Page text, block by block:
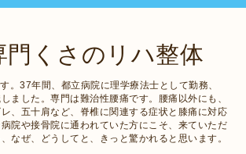
門くさのリハ整体
。37年間、都立病院に理学療法士として勤務、
ました。専門は難治性腰痛です。腰痛以外にも、
、五十肩など、脊椎に関連する症状と膝痛に対応
院や接骨院に通われていた方にこそ、来ていただ
なぜ、どうしてと、きっと驚かれると思います。